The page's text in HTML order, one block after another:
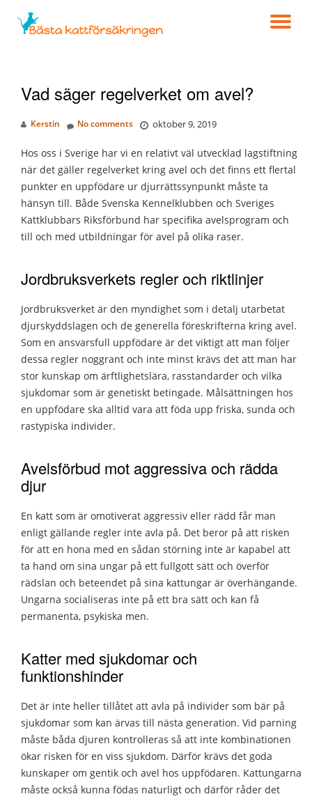
Vad säger regelverket om avel?
Kerstin oktober 9, 2019
No comments
Hos oss i Sverige har vi en relativt väl utvecklad lagstiftning
när det gäller regelverket kring avel och det finns ett flertal
punkter en uppfödare ur djurrättssynpunkt måste ta
hänsyn till. Både Svenska Kennelklubben och Sveriges
Kattklubbars Riksförbund har specifika avelsprogram och
till och med utbildningar för avel på olika raser.
Jordbruksverkets regler och riktlinjer
Jordbruksverket är den myndighet som i detalj utarbetat
djurskyddslagen och de generella föreskrifterna kring avel.
Som en ansvarsfull uppfödare är det viktigt att man följer
dessa regler noggrant och inte minst krävs det att man har
stor kunskap om ärftlighetslära, rasstandarder och vilka
sjukdomar som är genetiskt betingade. Målsättningen hos
en uppfödare ska alltid vara att föda upp friska, sunda och
rastypiska individer.
Avelsförbud mot aggressiva och rädda
djur
En katt som är omotiverat aggressiv eller rädd får man
enligt gällande regler inte avla på. Det beror på att risken
för att en hona med en sådan störning inte är kapabel att
ta hand om sina ungar på ett fullgott sätt och överför
rädslan och beteendet på sina kattungar är överhängande.
Ungarna socialiseras inte på ett bra sätt och kan få
permanenta, psykiska men.
Katter med sjukdomar och
funktionshinder
Det är inte heller tillåtet att avla på individer som bär på
sjukdomar som kan ärvas till nästa generation. Vid parning
måste båda djuren kontrolleras så att inte kombinationen
ökar risken för en viss sjukdom. Därför krävs det goda
kunskaper om gentik och avel hos uppfödaren. Kattungarna
måste också kunna födas naturligt och därför råder det